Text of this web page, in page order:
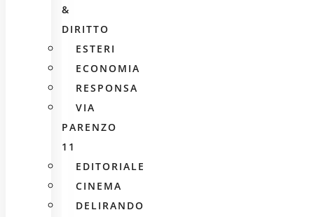
&
DIRITTO
ESTERI
ECONOMIA
RESPONSA
VIA
PARENZO
11
EDITORIALE
CINEMA
DELIRANDO